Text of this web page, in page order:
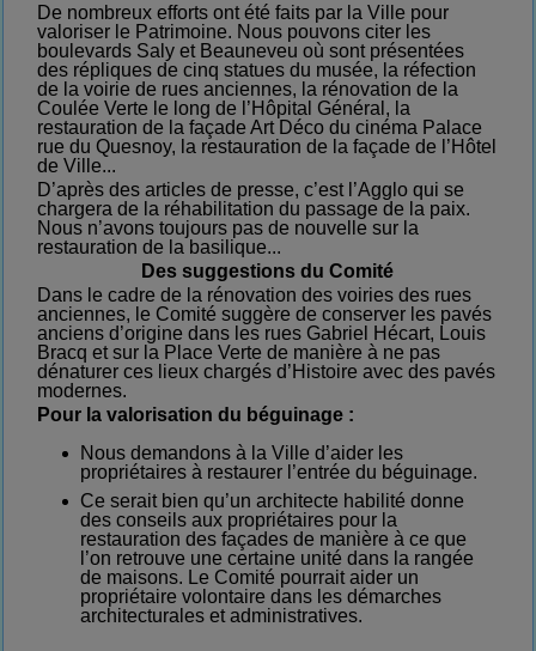
De nombreux efforts ont été faits par la Ville pour
valoriser le Patrimoine. Nous pouvons citer les
boulevards Saly et Beauneveuoù sont présentées
des répliques de cinq statues du musée, la réfection
de la voirie de rues anciennes, la rénovation de la
Coulée Verte le long de l’Hôpital Général, la
restauration de la façade Art Déco du cinéma Palace
rue du Quesnoy, la restauration de la façade de l’Hôtel
de Ville...
D’après des articles de presse, c’est l’Agglo qui se
chargera de la réhabilitation du passage de la paix.
Nous n’avons toujours pas de nouvelle sur la
restauration de la basilique...
Des suggestions du Comité
Dans le cadre de la rénovation des voiries des rues
anciennes, le Comité suggère de conserver les pavés
anciens d’origine dans les rues Gabriel Hécart, Louis
Bracq et sur la Place Verte de manière à ne pas
dénaturer ces lieux chargés d’Histoire avec des pavés
modernes.
Pour la valorisation du béguinage :
Nous demandons à la Ville d’aider les
propriétaires à restaurer l’entrée du béguinage.
Ce serait bien qu’un architecte habilité donne
des conseils aux propriétaires pour la
restauration des façades de manière à ce que
l’on retrouve une certaine unité dans la rangée
de maisons. Le Comité pourrait aider un
propriétaire volontaire dans les démarches
architecturales et administratives.